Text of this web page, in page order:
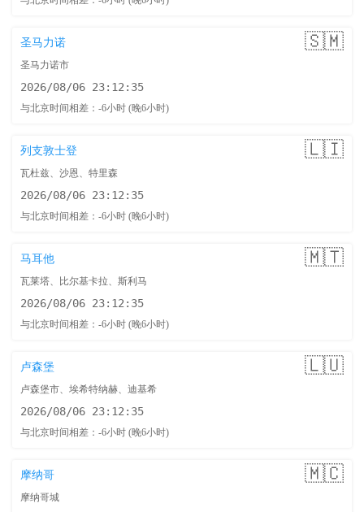
🇸🇲
圣马力诺
圣马力诺市
2026/08/06 23:12:36
与北京时间相差：-6小时 (晚6小时)
🇱🇮
列支敦士登
瓦杜兹、沙恩、特里森
2026/08/06 23:12:36
与北京时间相差：-6小时 (晚6小时)
🇲🇹
马耳他
瓦莱塔、比尔基卡拉、斯利马
2026/08/06 23:12:36
与北京时间相差：-6小时 (晚6小时)
🇱🇺
卢森堡
卢森堡市、埃希特纳赫、迪基希
2026/08/06 23:12:36
与北京时间相差：-6小时 (晚6小时)
🇲🇨
摩纳哥
摩纳哥城